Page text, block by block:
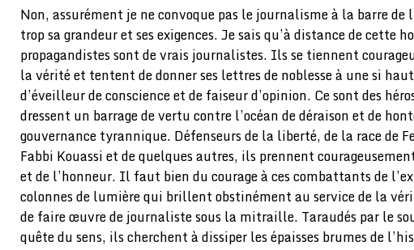
Non, assurément je ne convoque pas le journalisme à la barre de
trop sa grandeur et ses exigences. Je sais qu’à distance de cette
propagandistes sont de vrais journalistes. Ils se tiennent
la vérité et tentent de donner ses lettres de noblesse à une si
d’éveilleur de conscience et de faiseur d’opinion. Ce sont des
dressent un barrage de vertu contre l’océan de déraison et de
gouvernance tyrannique. Défenseurs de la liberté, de la race de
Fabbi Kouassi et de quelques autres, ils prennent
et de l’honneur. Il faut bien du courage à ces combattants de
colonnes de lumière qui brillent obstinément au service de la
de faire œuvre de journaliste sous la mitraille. Taraudés par le
quête du sens, ils cherchent à dissiper les épaisses brumes de